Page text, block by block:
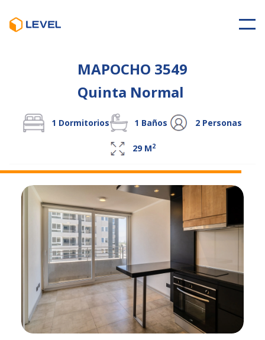
MAPOCHO 3549
Quinta Normal
1 Dormitorios 1 Baños 2 Personas
29 M2